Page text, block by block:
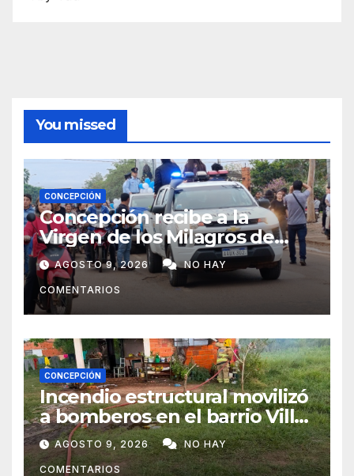
You missed
CONCEPCIÓN
Concepción recibe a la
Virgen de los Milagros de
Caacupé
AGOSTO 9, 2026 NO HAY
COMENTARIOS
CONCEPCIÓN
Incendio estructural movilizó
a bomberos en el barrio Villa
Alta
AGOSTO 9, 2026 NO HAY
COMENTARIOS